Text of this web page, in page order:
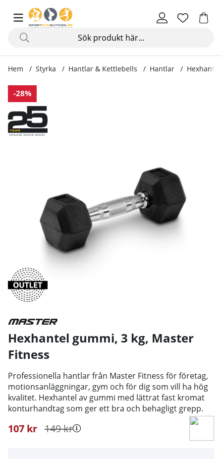
Hem Styrka Hantlar & Kettlebells Hantlar
-28%
Produktbilder Hexhantel gummi
Hexhantel gummi, 3 kg, Master
Fitness
Professionella hantlar från Master Fitness för företag,
motionsanläggningar, gym och för dig som vill ha hög
kvalitet. Hexhantel av gummi med lättrat fast kromat
konturhandtag som ger ett bra och behagligt grepp.
149kr
107 kr